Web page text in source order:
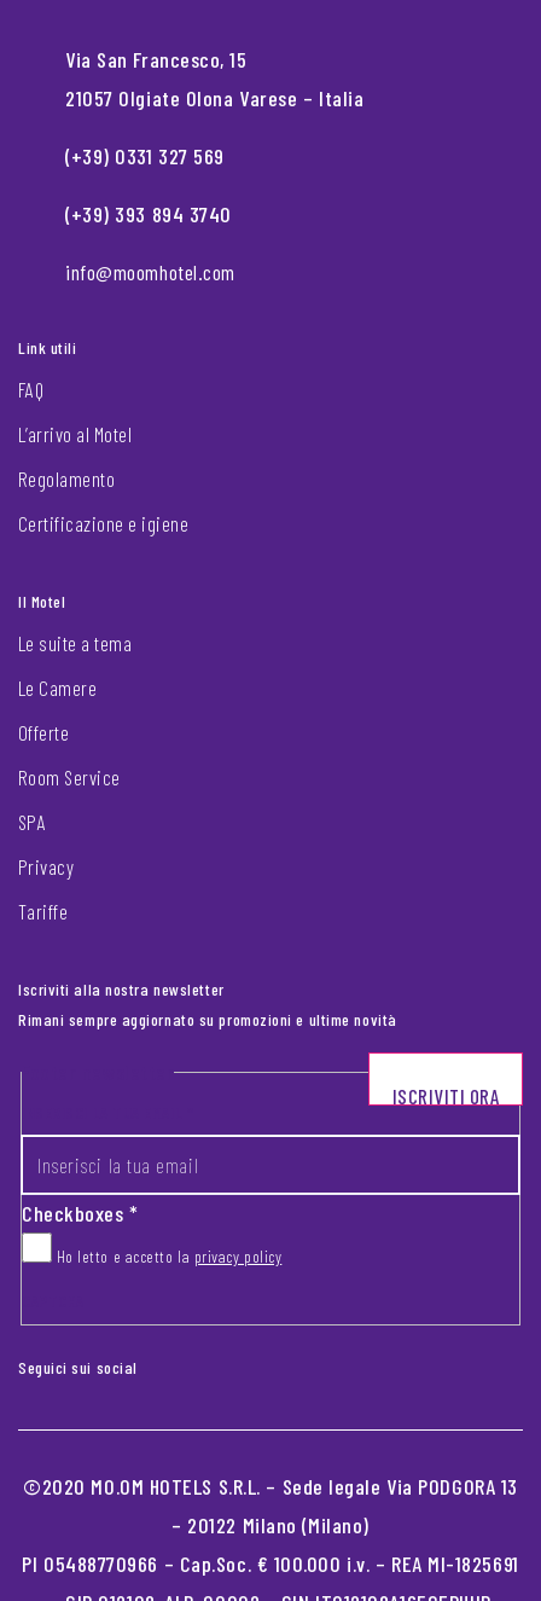
Via San Francesco, 15
21057 Olgiate Olona Varese – Italia
(+39) 0331 327 569
(+39) 393 894 3740
info@moomhotel.com
Link utili
FAQ
L’arrivo al Motel
Regolamento
Certificazione e igiene
Il Motel
Le suite a tema
Le Camere
Offerte
Room Service
SPA
Privacy
Tariffe
Iscriviti alla nostra newsletter
Rimani sempre aggiornato su promozioni e ultime novità
Footer newsletter
Checkboxes*
Ho letto e accetto la privacy policy
ISCRIVITI ORA
Seguici sui social
©2020 MO.OM HOTELS S.R.L. – Sede legale Via PODGORA 13
– 20122 Milano (Milano)
PI 05488770966 – Cap.Soc. € 100.000 i.v. – REA MI-1825691